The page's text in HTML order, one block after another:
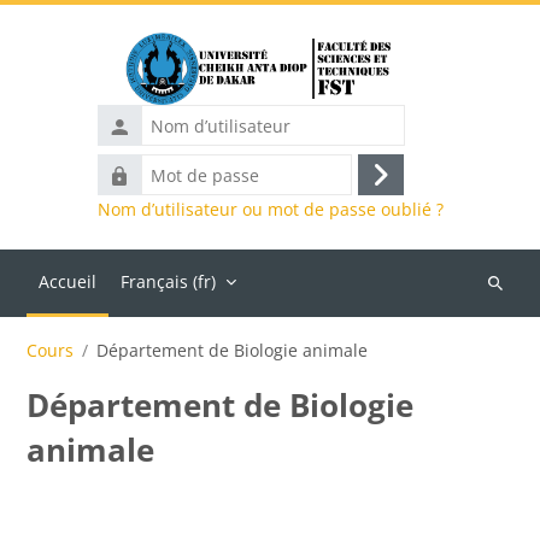
Nom
d’utilisateur
Mot
de
Connexion
Nom d’utilisateur ou mot de passe oublié ?
Accueil Français ‎(fr)‎
Cours Département de Biologie animale
Département de Biologie
animale